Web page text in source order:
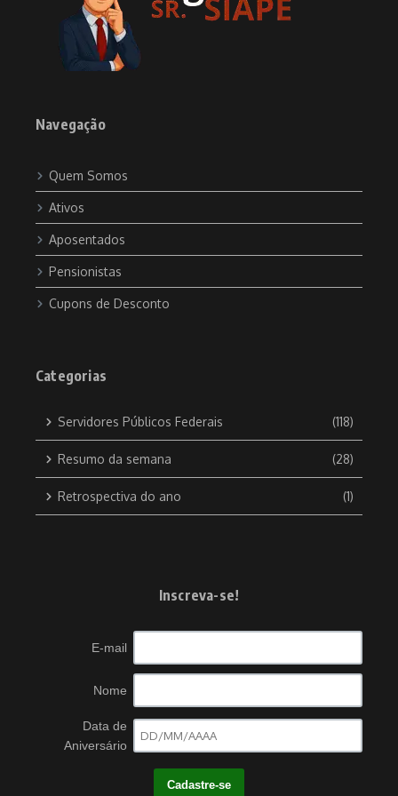
Navegação
Quem Somos
Ativos
Aposentados
Pensionistas
Cupons de Desconto
Categorias
Servidores Públicos Federais (118)
Resumo da semana (28)
Retrospectiva do ano (1)
Inscreva-se!
E-mail
Nome
Data de
Aniversário